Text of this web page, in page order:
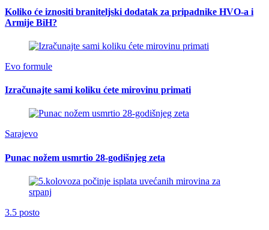
Koliko će iznositi braniteljski dodatak za pripadnike HVO-a i
Armije BiH?
Evo formule
Izračunajte sami koliku ćete mirovinu primati
Sarajevo
Punac nožem usmrtio 28-godišnjeg zeta
3.5 posto